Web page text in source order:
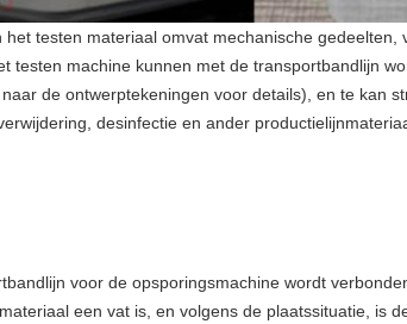
het testen materiaal omvat mechanische
testen machine kunnen met de transportbandlijn
de ontwerptekeningen voor details), en te kan
desinfectie en ander
voor de opsporingsmachine wordt
een vat is, en volgens de plaatssituatie, is